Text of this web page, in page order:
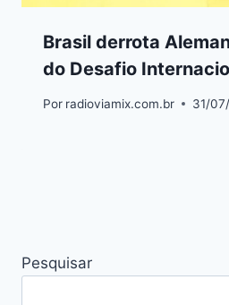
Brasil derrota
do Desafio
Por radioviamix.com.br 31/
Pesquisar